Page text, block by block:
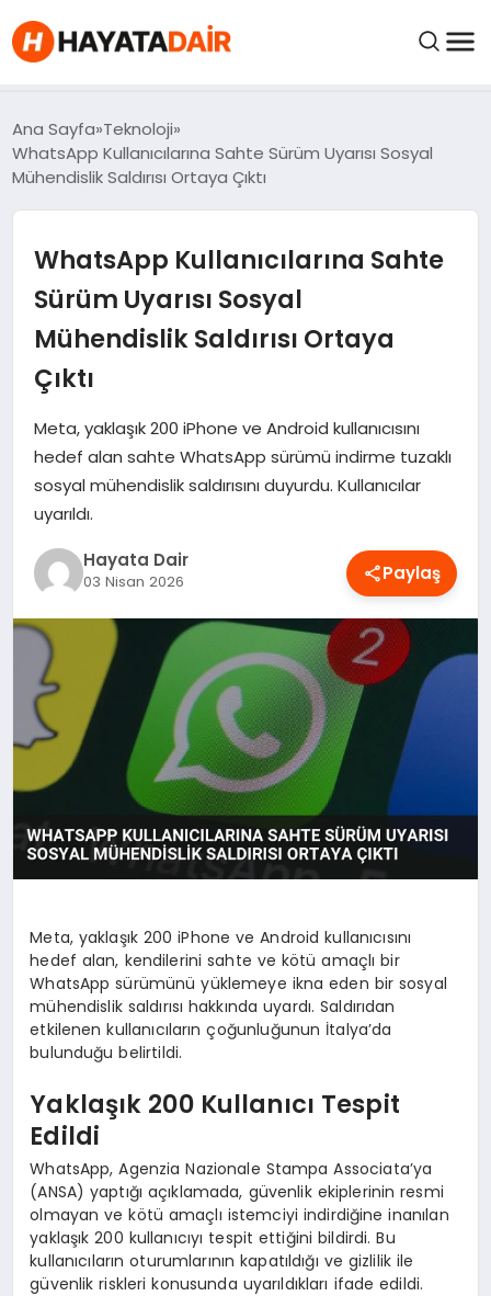
FIYATLAR
HABERLER
İNCELEMELER
KRIPTO PARALAR
KIMDIR?
NEDIR?
OYUN
RÜYA TABIRLERI
SAĞLIK
TEKNOLOJI
Ana Sayfa Teknoloji
WhatsApp Kullanıcılarına Sahte Sürüm Uyarısı Sosyal
Mühendislik Saldırısı Ortaya Çıktı
WhatsApp Kullanıcılarına Sahte
Sürüm Uyarısı Sosyal
Mühendislik Saldırısı Ortaya
Çıktı
Meta, yaklaşık 200 iPhone ve Android kullanıcısını
hedef alan sahte WhatsApp sürümü indirme tuzaklı
sosyal mühendislik saldırısını duyurdu. Kullanıcılar
uyarıldı.
Hayata Dair
03 Nisan 2026 Paylaş
Meta, yaklaşık 200 iPhone ve Android kullanıcısını
hedef alan, kendilerini sahte ve kötü amaçlı bir
WhatsApp sürümünü yüklemeye ikna eden bir sosyal
mühendislik saldırısı hakkında uyardı. Saldırıdan
etkilenen kullanıcıların çoğunluğunun İtalya’da
bulunduğu belirtildi.
Yaklaşık 200 Kullanıcı Tespit
Edildi
WhatsApp, Agenzia Nazionale Stampa Associata’ya
(ANSA) yaptığı açıklamada, güvenlik ekiplerinin resmi
olmayan ve kötü amaçlı istemciyi indirdiğine inanılan
yaklaşık 200 kullanıcıyı tespit ettiğini bildirdi. Bu
kullanıcıların oturumlarının kapatıldığı ve gizlilik ile
güvenlik riskleri konusunda uyarıldıkları ifade edildi.